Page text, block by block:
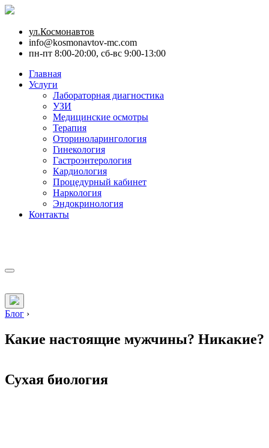
ул.Космонавтов
info@kosmonavtov-mc.com
пн-пт 8:00-20:00, сб-вс 9:00-13:00
Главная
Услуги
Лабораторная диагностика
УЗИ
Медицинские осмотры
Терапия
Оториноларингология
Гинекология
Гастроэнтерология
Кардиология
Процедурный кабинет
Наркология
Эндокринология
Контакты
Блог ›
Какие настоящие мужчины? Никакие?
Сухая биология